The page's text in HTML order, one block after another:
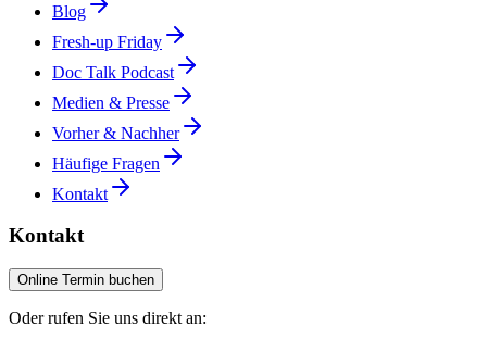
Blog
Fresh-up Friday
Doc Talk Podcast
Medien & Presse
Vorher & Nachher
Häufige Fragen
Kontakt
Kontakt
Online Termin buchen
Oder rufen Sie uns direkt an: